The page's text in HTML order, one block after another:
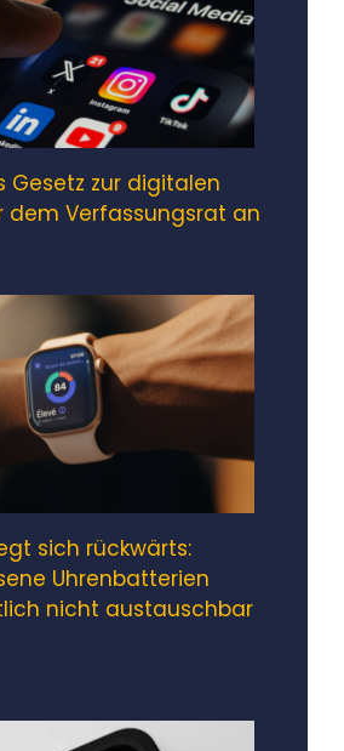
Gesetz zur digitalen
dem Verfassungsrat an
sich rückwärts:
Uhrenbatterien
nicht austauschbar